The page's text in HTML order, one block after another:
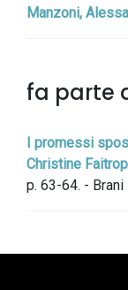
Manzoni,
fa parte
I promessi
Christine
p. 63-64. - Brani